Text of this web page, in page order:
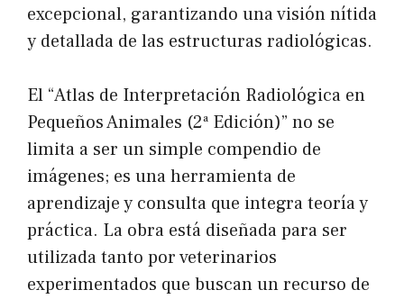
excepcional, garantizando una visión nítida
y detallada de las estructuras radiológicas.
El “Atlas de Interpretación Radiológica en
Pequeños Animales (2ª Edición)” no se
limita a ser un simple compendio de
imágenes; es una herramienta de
aprendizaje y consulta que integra teoría y
práctica. La obra está diseñada para ser
utilizada tanto por veterinarios
experimentados que buscan un recurso de